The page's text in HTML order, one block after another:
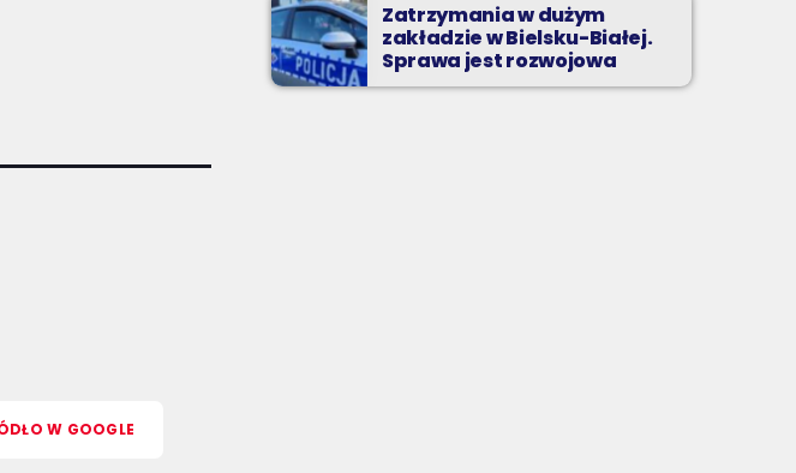
W GOOGLE
Zatrzymania w dużym
zakładzie w Bielsku-Białej.
Sprawa jest rozwojowa